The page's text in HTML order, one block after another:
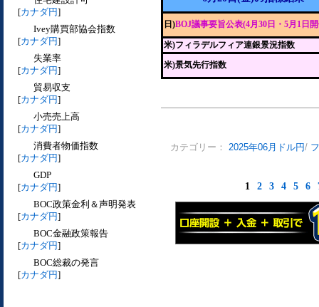
[カナダ円]
Ivey購買部協会指数
[カナダ円]
失業率
[カナダ円]
貿易収支
[カナダ円]
小売売上高
[カナダ円]
消費者物価指数
[カナダ円]
GDP
[カナダ円]
BOC政策金利＆声明発表
[カナダ円]
BOC金融政策報告
[カナダ円]
BOC総裁の発言
[カナダ円]
日)BOJ議事要旨公表(4月30日・5月1日
米)フィラデルフィア連銀景況指数
米)景気先行指数
カテゴリー： 2025年06月ドル円/
1 2 3 4 5 6